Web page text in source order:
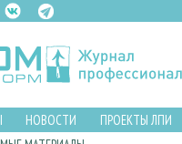
НОВОСТИ ПРОЕКТЫ ЛПИ